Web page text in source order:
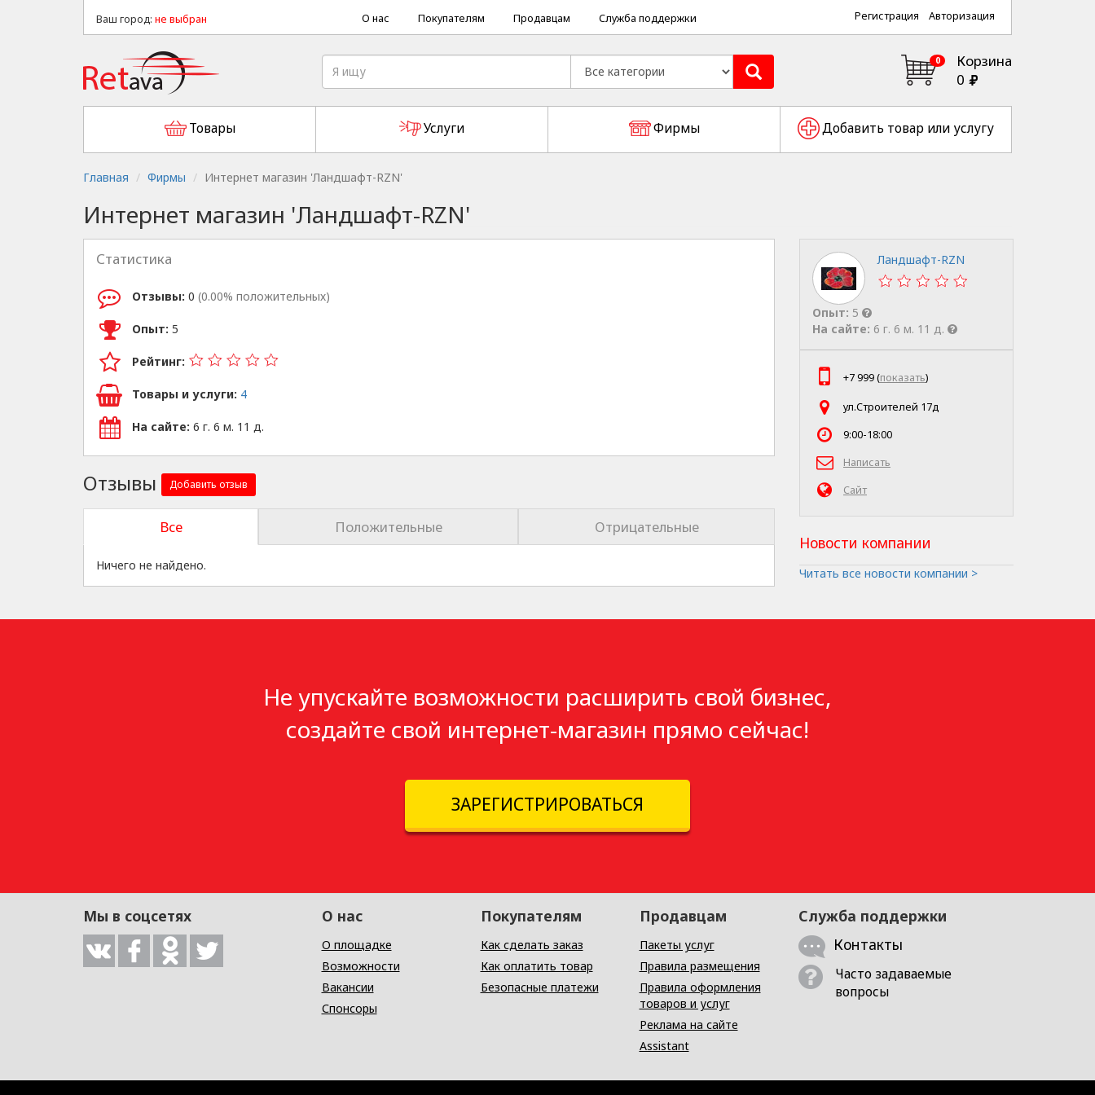
Ваш город: не выбран Регистрация Авторизация
О нас Покупателям Продавцам Служба поддержки
0
Корзина
0
Товары Услуги Фирмы Добавить товар или услугу
Главная Фирмы Интернет магазин 'Ландшафт-RZN'
Интернет магазин 'Ландшафт-RZN'
Статистика
Отзывы: 0 (0.00% положительных)
Опыт: 5
Рейтинг:
Товары и услуги: 4
На сайте: 6 г. 6 м. 11 д.
Отзывы Добавить отзыв
Все Положительные Отрицательные
Ничего не найдено.
Ландшафт-RZN
Опыт: 5
На сайте: 6 г. 6 м. 11 д.
+7 999 (показать)
ул.Строителей 17д
9:00-18:00
Написать
Сайт
Новости компании
Читать все новости компании >
Не упускайте возможности расширить свой бизнес,
создайте свой интернет-магазин прямо сейчас!
ЗАРЕГИСТРИРОВАТЬСЯ
Мы в соцсетях О нас
О площадке
Возможности
Вакансии
Спонсоры
Покупателям
Как сделать заказ
Как оплатить товар
Безопасные платежи
Продавцам
Пакеты услуг
Правила размещения
Правила оформления
товаров и услуг
Реклама на сайте
Assistant
Служба поддержки
Контакты
Часто задаваемые
вопросы